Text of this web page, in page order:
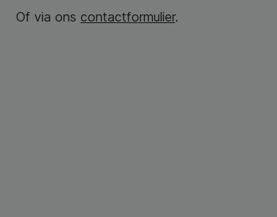
Of via ons contactformulier.